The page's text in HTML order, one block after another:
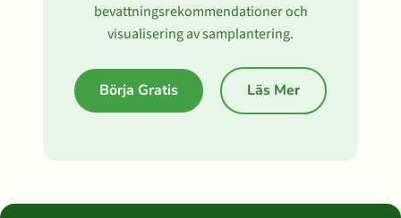
bevattningsrekommendationer och
visualisering av samplantering.
Börja Gratis Läs Mer